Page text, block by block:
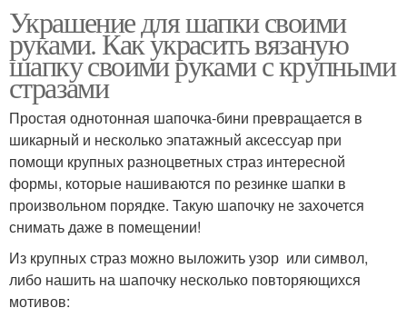
Украшение для шапки своими
руками. Как украсить вязаную
шапку своими руками с крупными
стразами
Простая однотонная шапочка-бини превращается в
шикарный и несколько эпатажный аксессуар при
помощи крупных разноцветных страз интересной
формы, которые нашиваются по резинке шапки в
произвольном порядке. Такую шапочку не захочется
снимать даже в помещении!
Из крупных страз можно выложить узор или символ,
либо нашить на шапочку несколько повторяющихся
мотивов: